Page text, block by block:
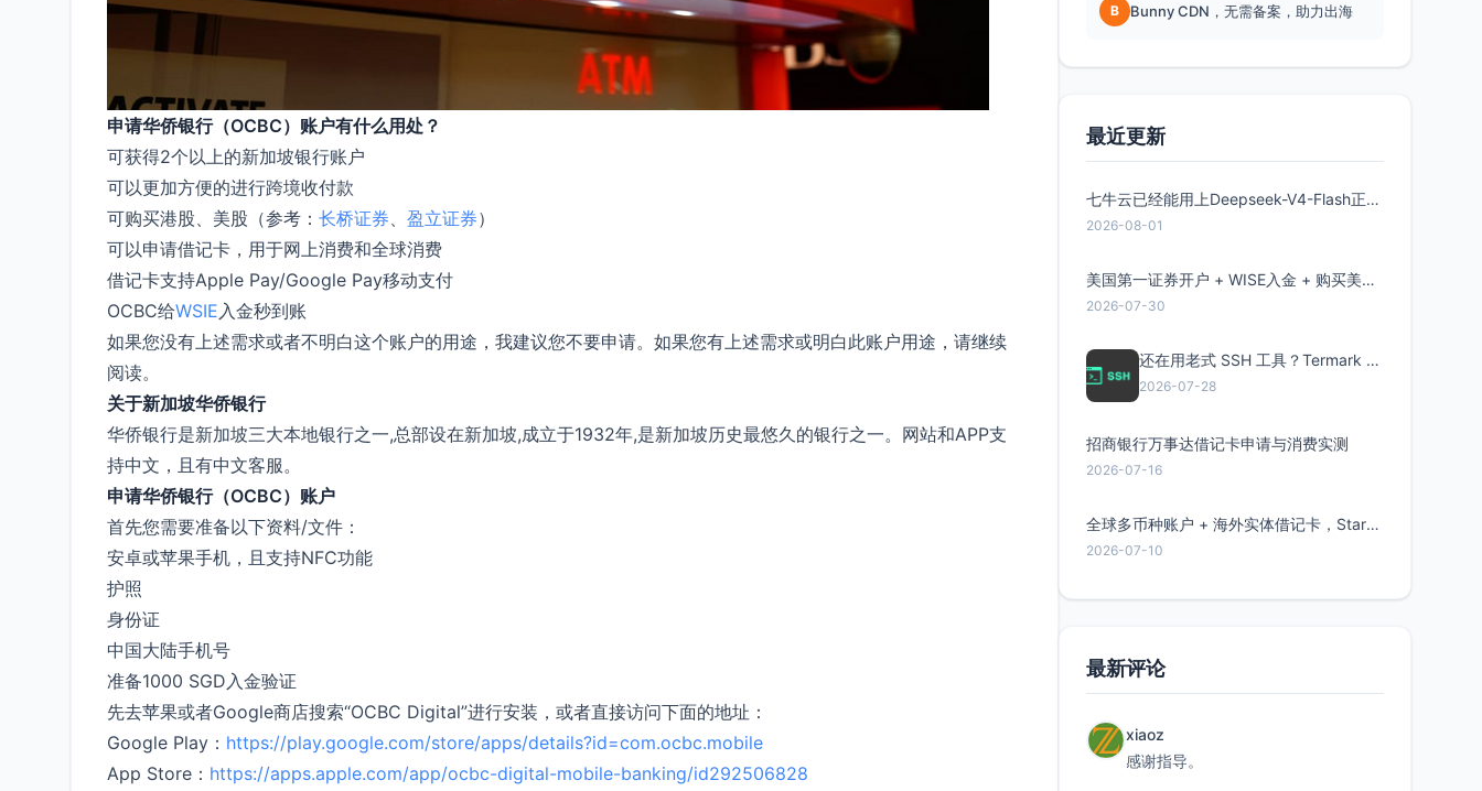
申请华侨银行（OCBC）账户有什么用处？
可获得2个以上的新加坡银行账户
可以更加方便的进行跨境收付款
可购买港股、美股（参考： 长桥证券 盈立证券）
可以申请借记卡，用于网上消费和全球消费
借记卡支持Apple Pay/Google Pay移动支付
OCBC给WSIE 入金秒到账
如果您没有上述需求或者不明白这个账户的用途，我建议您不要申请。如果您有上述需求或明白此账户用途，请继续
阅读。
关于新加坡华侨银行
华侨银行是新加坡三大本地银行之一,总部设在新加坡,成立于1932年,是新加坡历史最悠久的银行之一。网站和APP支
持中文，且有中文客服。
申请华侨银行（OCBC）账户
首先您需要准备以下资料/文件：
安卓或苹果手机，且支持NFC功能
护照
身份证
中国大陆手机号
准备1000 SGD入金验证
先去苹果或者Google商店搜索“OCBC Digital”进行安装，或者直接访问下面的地址：
Google Play： https://play.google.com/store/apps/details?id=com.ocbc.mobile
App Store： https://apps.apple.com/app/ocbc-digital-mobile-banking/id292506828
B Bunny CDN，无需备案，助力出海
最近更新
七牛云已经能用上Deepseek-V4-Flash正式版了，点此领取300万Token
2026-08-01
美国第一证券开户 + WISE入金 + 购买美股全流程分享
2026-07-30
还在用老式 SSH 工具？Termark 新一代跨平台智能SSH客户端了解一下
2026-07-28
招商银行万事达借记卡申请与消费实测
2026-07-16
全球多币种账户 + 海外实体借记卡，Starryblu开户教程与注意事项
2026-07-10
最新评论
xiaoz
感谢指导。